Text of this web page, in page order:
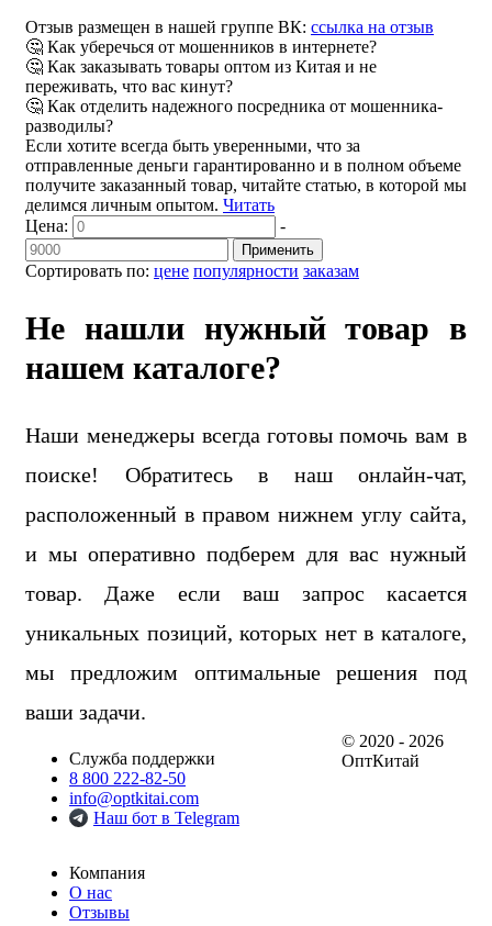
Отзыв размещен в нашей группе ВК: ссылка на отзыв
🤔 Как уберечься от мошенников в интернете?
🤔 Как заказывать товары оптом из Китая и не
переживать, что вас кинут?
🤔 Как отделить надежного посредника от мошенника-
разводилы?
Если хотите всегда быть уверенными, что за
отправленные деньги гарантированно и в полном объеме
получите заказанный товар, читайте статью, в которой мы
делимся личным опытом. Читать
Сортировать по: цене популярности заказам
Цена: -
Применить
Не нашли нужный товар в
нашем каталоге?
Наши менеджеры всегда готовы помочь вам в
поиске! Обратитесь в наш онлайн-чат,
расположенный в правом нижнем углу сайта,
и мы оперативно подберем для вас нужный
товар. Даже если ваш запрос касается
уникальных позиций, которых нет в каталоге,
мы предложим оптимальные решения под
ваши задачи.
Служба поддержки
8 800 222-82-50
info@optkitai.com
Наш бот в Telegram
Компания
О нас
Отзывы
© 2020 - 2026
ОптКитай